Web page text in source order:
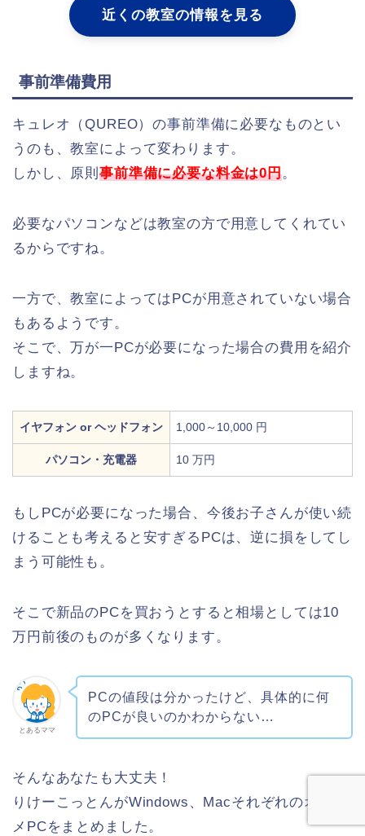
近くの教室の情報を見る
事前準備費用
キュレオ（QUREO）の事前準備に必要なものとい
うのも、教室によって変わります。
しかし、原則事前準備に必要な料金は0円。
必要なパソコンなどは教室の方で用意してくれてい
るからですね。
一方で、教室によってはPCが用意されていない場合
もあるようです。
そこで、万が一PCが必要になった場合の費用を紹介
しますね。
イヤフォン or ヘッドフォン 1,000～10,000 円
パソコン・充電器 10 万円
もしPCが必要になった場合、今後お子さんが使い続
けることも考えると安すぎるPCは、逆に損をしてし
まう可能性も。
そこで新品のPCを買おうとすると相場としては10
万円前後のものが多くなります。
とあるママ
PCの値段は分かったけど、具体的に何
のPCが良いのかわからない…
そんなあなたも大丈夫！
りけーこっとんがWindows、Macそれぞれのオスス
メPCをまとめました。